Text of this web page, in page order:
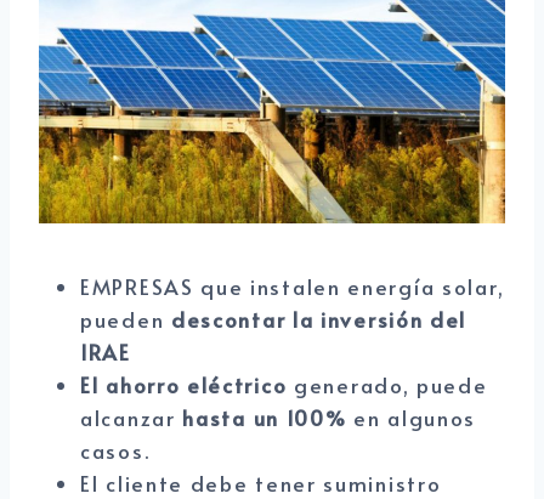
EMPRESAS que instalen energía solar,
pueden descontar la inversión del
IRAE
El ahorro eléctrico generado, puede
alcanzar hasta un 100% en algunos
casos.
El cliente debe tener suministro